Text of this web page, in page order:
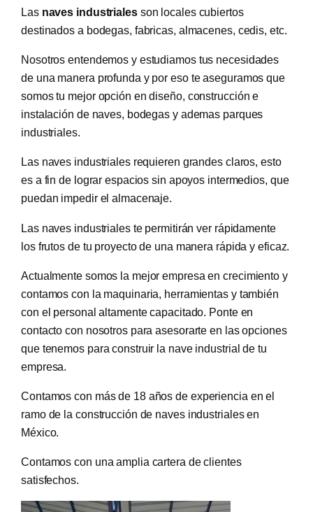
Las naves industrialesson locales cubiertos
destinados a bodegas, fabricas, almacenes, cedis, etc.
Nosotros entendemos y estudiamos tus necesidades
de una manera profunda y por eso te aseguramos que
somos tu mejor opción en diseño, construcción e
instalación de naves, bodegas y ademas parques
industriales.
Las naves industriales requieren grandes claros, esto
es a fin de lograr espacios sin apoyos intermedios, que
puedan impedir el almacenaje.
Las naves industriales te permitirán ver rápidamente
los frutos de tu proyecto de una manera rápida y eficaz.
Actualmente somos la mejor empresa en crecimiento y
contamos con la maquinaria, herramientas y también
con el personal altamente capacitado. Ponte en
contacto con nosotros para asesorarte en las opciones
que tenemos para construir la nave industrial de tu
empresa.
Contamos con más de 18 años de experiencia en el
ramo de la construcción de naves industriales en
México.
Contamos con una amplia cartera de clientes
satisfechos.